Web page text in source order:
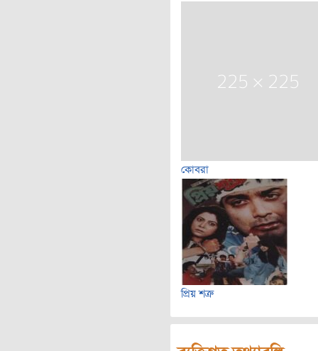
কোবরা
প্রিয় শত্রু